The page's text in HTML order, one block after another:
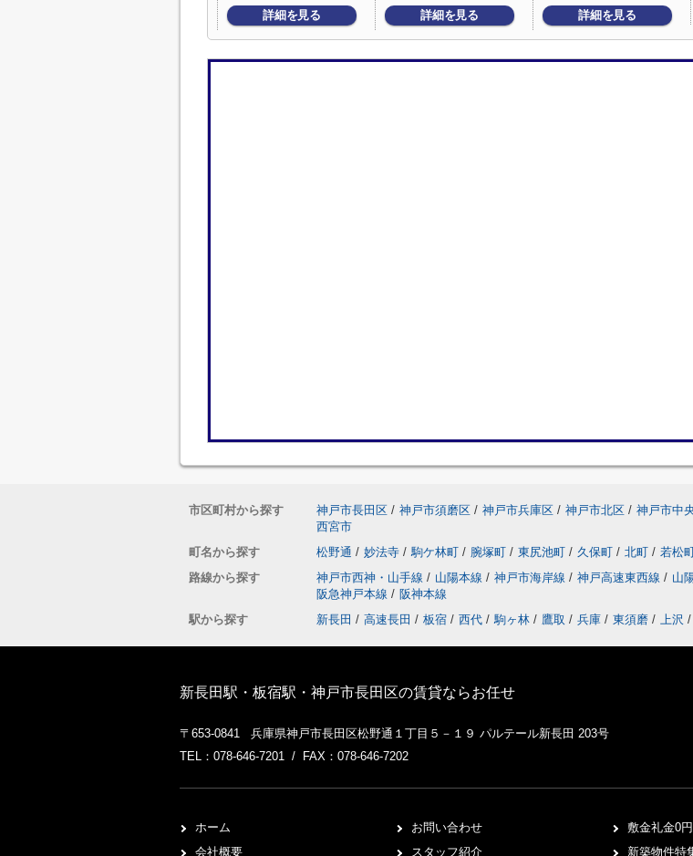
詳細を見る 詳細を見る 詳細を見る
市区町村から探す 神戸市長田区 / 神戸市須磨区 / 神戸市兵庫区 / 神戸市北区 / 神戸市中
西宮市
町名から探す
松野通 / 妙法寺 / 駒ケ林町 / 腕塚町 / 東尻池町 / 久保町 / 北町 / 若松
路線から探す
神戸市西神・山手線 / 山陽本線 / 神戸市海岸線 / 神戸高速東西線 / 山
阪急神戸本線 / 阪神本線
駅から探す
新長田 / 高速長田 / 板宿 / 西代 / 駒ヶ林 / 鷹取 / 兵庫 / 東須磨 / 上沢 /
新長田駅・板宿駅・神戸市長田区の賃貸ならお任せ
〒653-0841 兵庫県神戸市長田区松野通１丁目５－１９ パルテール新長田 203号
TEL：078-646-7201 / FAX：078-646-7202
ホーム
会社概要
お問い合わせ
スタッフ紹介
敷金礼金0
新築物件特